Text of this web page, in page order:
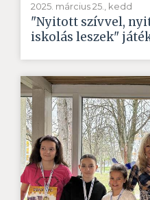
2025. március 25., kedd
"Nyitott szívvel,
iskolás leszek"